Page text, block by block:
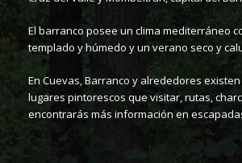
El barranco posee un clima mediterráneo
templado y húmedo y un verano seco y
En Cuevas, Barranco y alrededores
lugares pintorescos que visitar, rutas,
encontrarás más información en